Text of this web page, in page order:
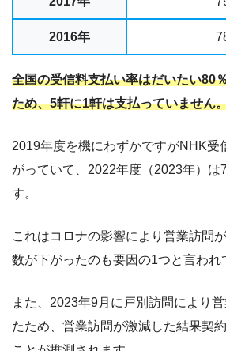
2016年
全国の受信料支払い率はだいたい80
ため、5軒に1軒は支払っていません
2019年度を機にわずかですがNHK受
がっていて、2022年度（2023年）は
す。
これはコロナの影響により営業訪問
数が下がったのも要因の1つと言われ
また、2023年9月に戸別訪問により
たため、営業訪問が激減した結果契